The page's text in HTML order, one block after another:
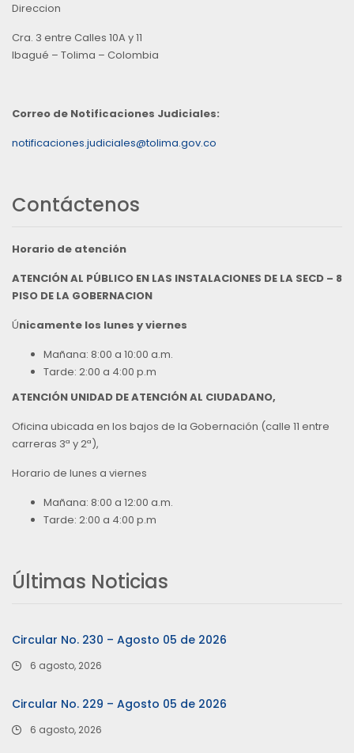
Direccion
Cra. 3 entre Calles 10A y 11
Ibagué – Tolima – Colombia
Correo de Notificaciones Judiciales:
notificaciones.judiciales@tolima.gov.co
Contáctenos
Horario de atención
ATENCIÓN AL PÚBLICO EN LAS INSTALACIONES DE LA SECD – 8
PISO DE LA GOBERNACION
Únicamente los lunes y viernes
Mañana: 8:00 a 10:00 a.m.
Tarde: 2:00 a 4:00 p.m
ATENCIÓN UNIDAD DE ATENCIÓN AL CIUDADANO,
Oficina ubicada en los bajos de la Gobernación (calle 11 entre
carreras 3ª y 2ª),
Horario de lunes a viernes
Mañana: 8:00 a 12:00 a.m.
Tarde: 2:00 a 4:00 p.m
Últimas Noticias
Circular No. 230 – Agosto 05 de 2026
6 agosto, 2026
Circular No. 229 – Agosto 05 de 2026
6 agosto, 2026